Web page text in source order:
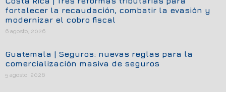
fortalecer la recaudación, combatir la evasión y
modernizar el cobro fiscal
6 agosto, 2026
Guatemala | Seguros: nuevas reglas para la
comercialización masiva de seguros
5 agosto, 2026